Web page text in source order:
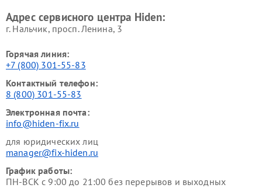
Адрес сервисного центра Hiden:
г. Нальчик, просп. Ленина, 3
Горячая линия:
+7 (800) 301-55-83
Контактный телефон:
8 (800) 301-55-83
Электронная почта:
info@hiden-fix.ru
для юридических лиц
manager@fix-hiden.ru
График работы:
ПН-ВСК с 9:00 до 21:00 без перерывов и выходных